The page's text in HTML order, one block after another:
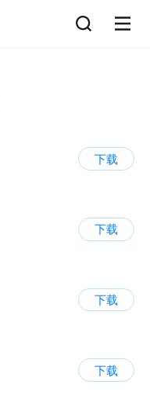
下载
下载
下载
下载